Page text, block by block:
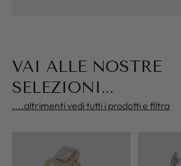
VAI ALLE NOSTRE
SELEZIONI...
....altrimenti vedi tutti i prodotti e filtra